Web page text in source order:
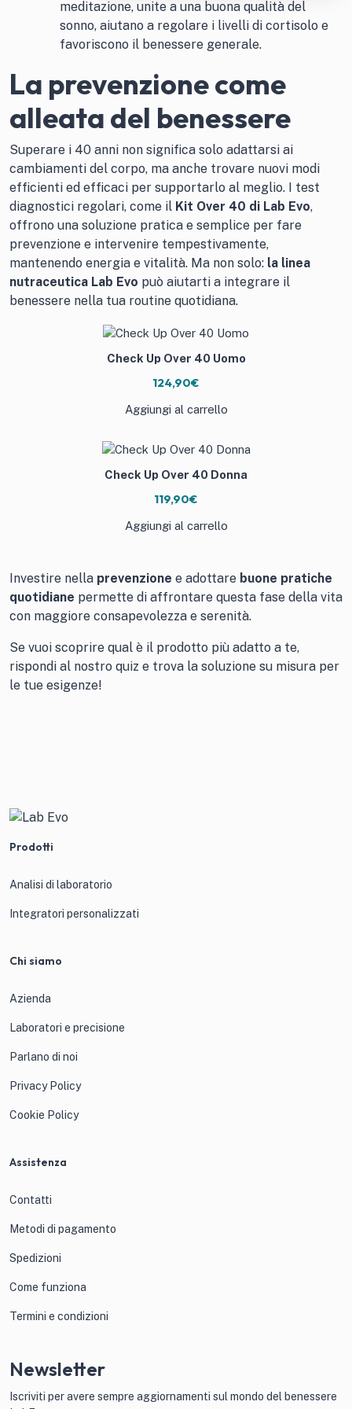
meditazione, unite a una buona qualità del
sonno, aiutano a regolare i livelli di cortisolo e
favoriscono il benessere generale.
La prevenzione come
alleata del benessere
Superare i 40 anni non significa solo adattarsi ai
cambiamenti del corpo, ma anche trovare nuovi modi
efficienti ed efficaci per supportarlo al meglio. I test
diagnostici regolari, come il Kit Over 40 di Lab Evo,
offrono una soluzione pratica e semplice per fare
prevenzione e intervenire tempestivamente,
mantenendo energia e vitalità. Ma non solo: la linea
nutraceutica Lab Evo può aiutarti a integrare il
benessere nella tua routine quotidiana.
Check Up Over 40 Uomo
124,90€
Aggiungi al carrello
Check Up Over 40 Donna
119,90€
Aggiungi al carrello
Investire nella prevenzione e adottare buone pratiche
quotidiane permette di affrontare questa fase della vita
con maggiore consapevolezza e serenità.
Se vuoi scoprire qual è il prodotto più adatto a te,
rispondi al nostro quiz e trova la soluzione su misura per
le tue esigenze!
Prodotti
Analisi di laboratorio
Integratori personalizzati
Chi siamo
Azienda
Laboratori e precisione
Parlano di noi
Privacy Policy
Cookie Policy
Assistenza
Contatti
Metodi di pagamento
Spedizioni
Come funziona
Termini e condizioni
Newsletter
Iscriviti per avere sempre aggiornamenti sul mondo del benessere